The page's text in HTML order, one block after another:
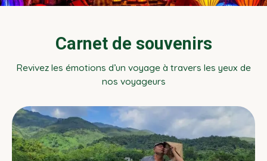
Carnet de souvenirs
Revivez les émotions d’un voyage à travers les yeux de
nos voyageurs